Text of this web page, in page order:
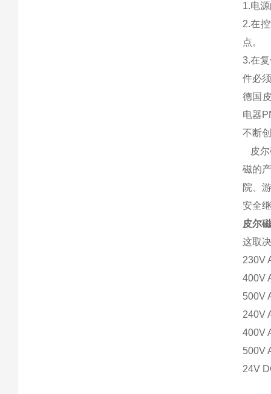
1.电
2.在
点。
3.在
件必
德国
电器
不断
皮尔
磁的
院、
安全
皮尔
这取
230V
400V
500V
240V
400V
500V
24V